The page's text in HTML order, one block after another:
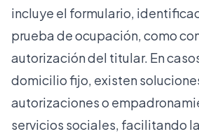
incluye el formulario,
prueba de ocupación, como
autorización del titular. En
domicilio fijo, existen
autorizaciones o
servicios sociales, facilitando